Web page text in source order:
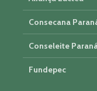
Consecana
Conseleite
Fundepec